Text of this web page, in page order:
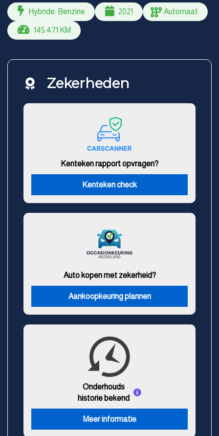
Hybride: Benzine 2021 Automaat
145.471 KM
Zekerheden
Kenteken rapport opvragen?
Kenteken check
Auto kopen met zekerheid?
Aankoopkeuring plannen
Onderhouds
historie bekend
Meer informatie